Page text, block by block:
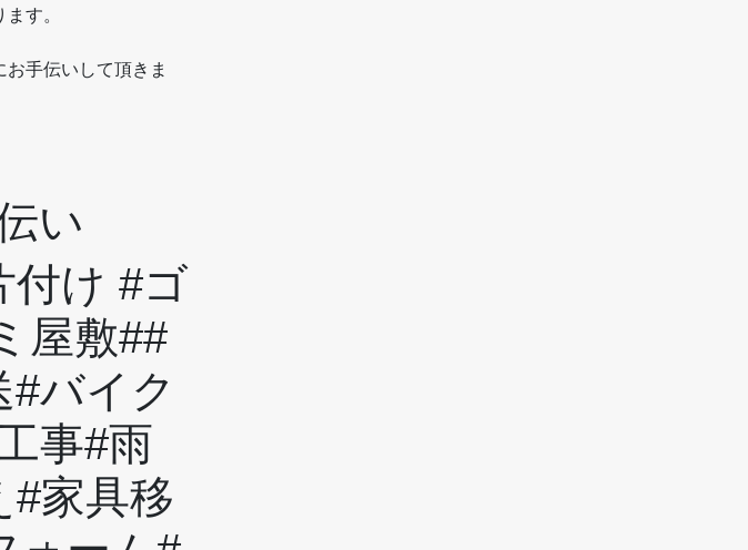
す。
手伝いして頂きま
い
付け #ゴ
屋敷##
バイク
事#雨
#家具移